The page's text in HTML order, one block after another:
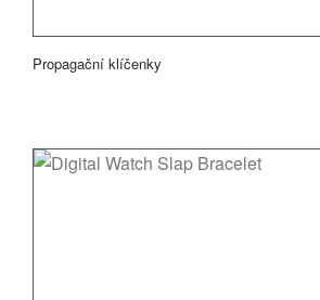
Propagační klíčenky